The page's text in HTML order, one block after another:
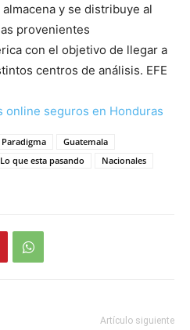
y se distribuye al
provenientes
con el objetivo de llegar a
centros de análisis. EFE
online seguros en Honduras
Guatemala
Lo que esta pasando
Nacionales
Artículo siguiente